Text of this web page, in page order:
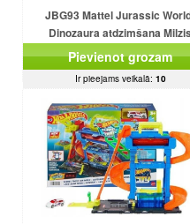
JBG93 Mattel Jurassic
Dinozaura atdzimšana
Eotriceratops uzbrūk
astes
Pievienot grozam
Ir pieejams veikalā: 10